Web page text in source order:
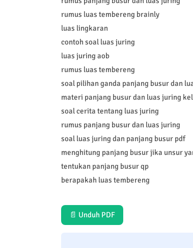
rumus luas tembereng brainly
luas lingkaran
contoh soal luas juring
luas juring aob
rumus luas tembereng
soal pilihan ganda panjang busur dan
materi panjang busur dan luas juring
soal cerita tentang luas juring
rumus panjang busur dan luas juring
soal luas juring dan panjang busur pdf
menghitung panjang busur jika unsur
tentukan panjang busur qp
berapakah luas tembereng
📄 Unduh PDF